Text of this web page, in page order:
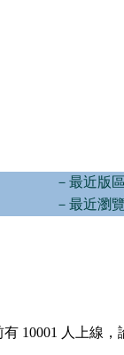
－最近版
－最近瀏
10001 人上線